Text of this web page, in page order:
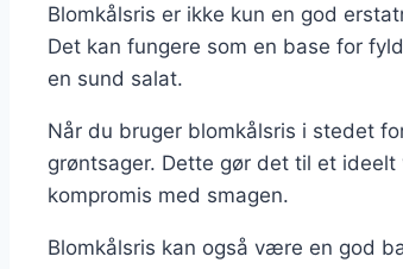
Blomkålsris er ikke kun en god
Det kan fungere som en base for
en sund salat.
Når du bruger blomkålsris i stedet
grøntsager. Dette gør det til et
kompromis med smagen.
Blomkålsris kan også være en god